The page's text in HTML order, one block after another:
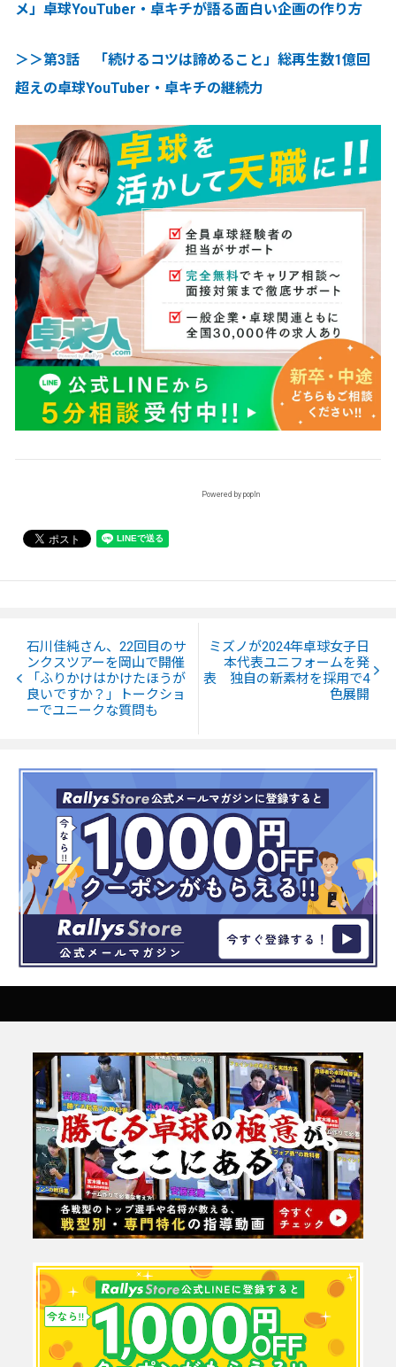
メ」卓球YouTuber・卓キチが語る面白い企画の作り方
＞＞第3話 「続けるコツは諦めること」総再生数1億回
超えの卓球YouTuber・卓キチの継続力
Powered by popIn
石川佳純さん、22回目のサ
ンクスツアーを岡山で開催
「ふりかけはかけたほうが
良いですか？」トークショ
ーでユニークな質問も
ミズノが2024年卓球女子日
本代表ユニフォームを発
表 独自の新素材を採用で4
色展開